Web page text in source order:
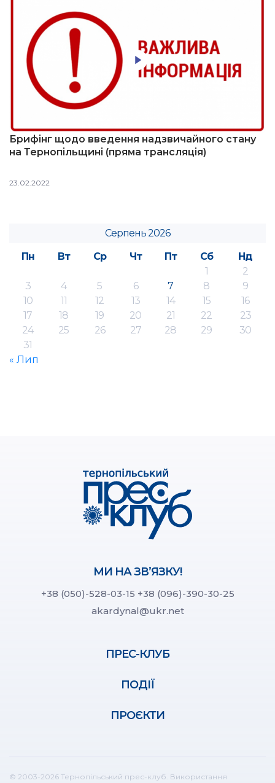
Брифінг щодо введення надзвичайного стану
на Тернопільщині (пряма трансляція)
23.02.2022
Серпень 2026
Пн
Вт Ср Чт Пт Сб
Нд
1
2
3
4 5 6 7 8
9
10
11 12 13 14 15
16
17
18 19 20 21 22
23
24
25 26 27 28 29
30
31
« Лип
МИ НА ЗВ’ЯЗКУ!
+38 (050)-528-03-15 +38 (096)-390-30-25
akardynal@ukr.net
ПРЕС-КЛУБ
ПОДІЇ
ПРОЄКТИ
© 2003-2026 Тернопільський прес-клуб. Використання